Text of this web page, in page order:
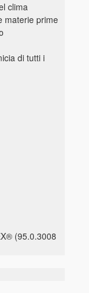
clima
materie prime
di tutti i
(95.0.3008